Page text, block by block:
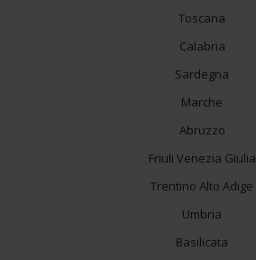
Toscana
Calabria
Sardegna
Marche
Abruzzo
Friuli Venezia Giulia
Trentino Alto Adige
Umbria
Basilicata